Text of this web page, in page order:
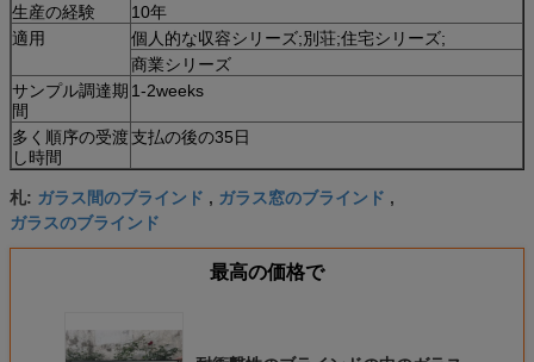
生産の経験
10年
適用
個人的な収容シリーズ;別荘;住宅シリーズ;
商業シリーズ
サンプル調達期
間
1-2weeks
多く順序の受渡
し時間
支払の後の35日
札: ガラス間のブラインド , ガラス窓のブラインド ,
ガラスのブラインド
最高の価格で